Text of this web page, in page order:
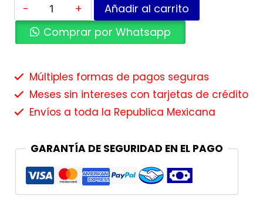
Añadir al carrito
Comprar por Whatsapp
Múltiples formas de pagos seguras
Meses sin intereses con tarjetas de crédito
Envíos a toda la Republica Mexicana
GARANTÍA DE SEGURIDAD EN EL PAGO